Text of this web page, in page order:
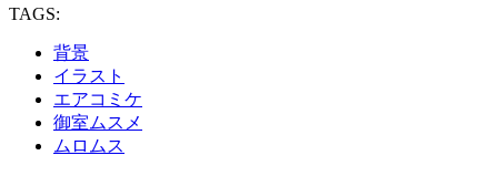
TAGS:
背景
イラスト
エアコミケ
御室ムスメ
ムロムス